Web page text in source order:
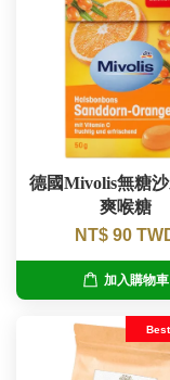
德國Mivolis無糖
爽喉糖
NT$ 90
加入購物車